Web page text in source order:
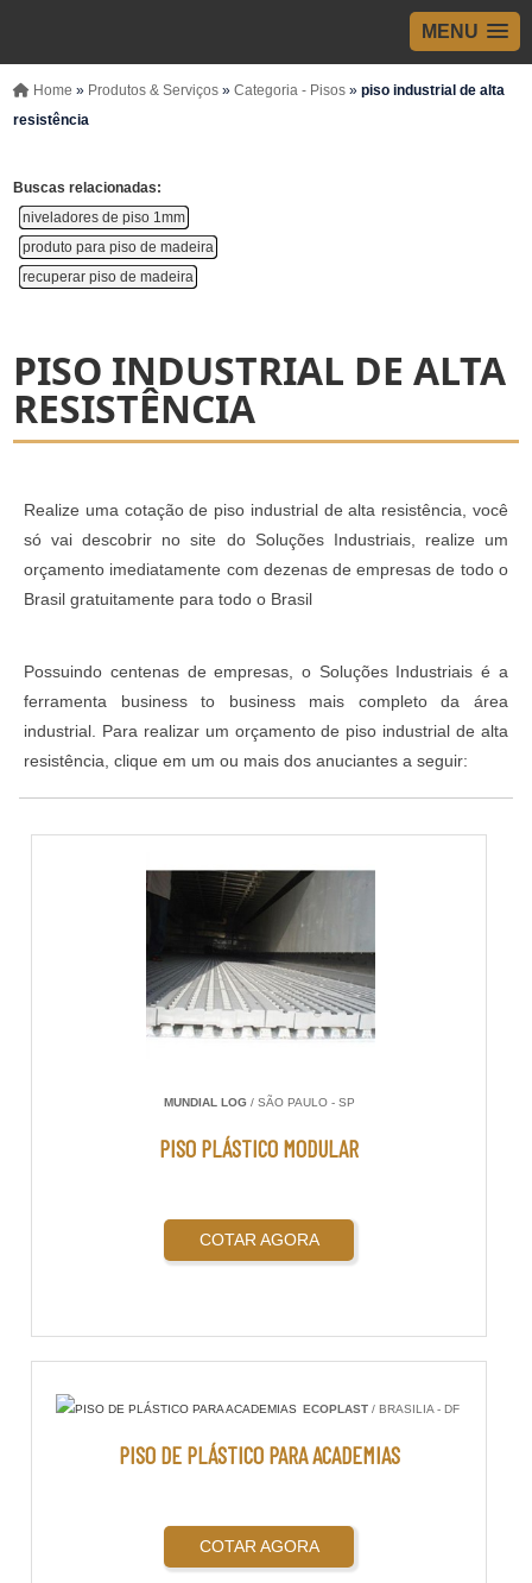
MENU
Home » Produtos & Serviços»Categoria - Pisos»piso industrial de alta
resistência
Buscas relacionadas:
niveladores de piso 1mm​
produto para piso de madeira
recuperar piso de madeira
PISO INDUSTRIAL DE ALTA
RESISTÊNCIA
Realize uma cotação de piso industrial de alta resistência, você
só vai descobrir no site do Soluções Industriais, realize um
orçamento imediatamente com dezenas de empresas de todo o
Brasil gratuitamente para todo o Brasil
Possuindo centenas de empresas, o Soluções Industriais é a
ferramenta business to business mais completo da área
industrial. Para realizar um orçamento de piso industrial de alta
resistência, clique em um ou mais dos anuciantes a seguir:
MUNDIAL LOG/ SÃO PAULO - SP
PISO PLÁSTICO MODULAR
COTAR AGORA
ECOPLAST/ BRASILIA - DF
PISO DE PLÁSTICO PARA ACADEMIAS
COTAR AGORA